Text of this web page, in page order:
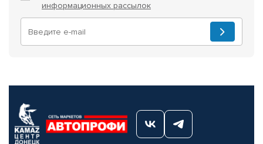
информационных рассылок